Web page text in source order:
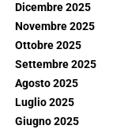
Dicembre 2025
Novembre 2025
Ottobre 2025
Settembre 2025
Agosto 2025
Luglio 2025
Giugno 2025